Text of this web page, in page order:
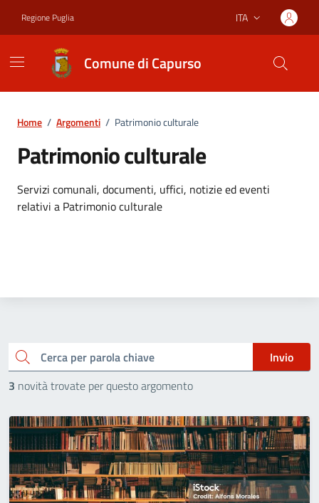
Regione Puglia Lingua attiva:
ITA
Comune di Capurso
Home / Argomenti / Patrimonio culturale
Patrimonio culturale
Dettagli dell'argomento
Servizi comunali, documenti, uffici, notizie ed eventi
relativi a Patrimonio culturale
Cerca
Invio
3 novità trovate per questo argomento